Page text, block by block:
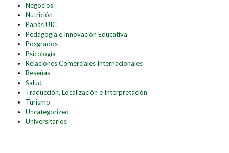
Negocios
Nutrición
Papás UIC
Pedagogía e Innovación Educativa
Posgrados
Psicología
Relaciones Comerciales Internacionales
Reseñas
Salud
Traducción, Localización e Interpretación
Turismo
Uncategorized
Universitarios